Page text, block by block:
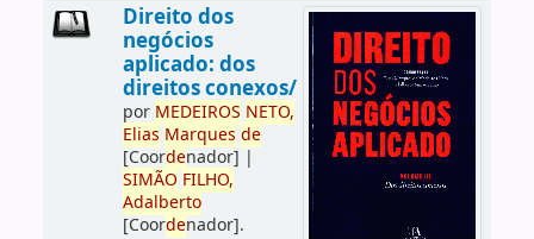
Direito dos
negócios
aplicado: dos
direitos conexos/
por MEDEIROS NETO,
Elias Marques de
[Coordenador] |
SIMÃO FILHO,
Adalberto
[Coordenador].